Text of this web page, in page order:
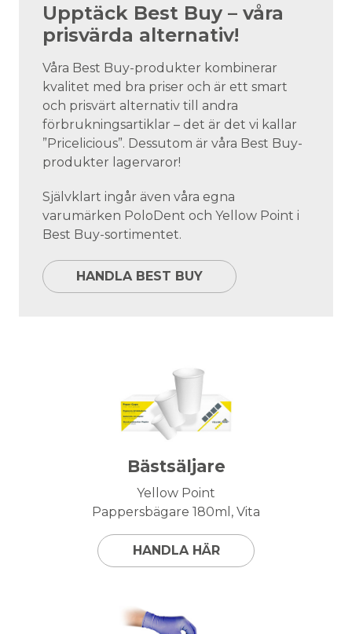
Upptäck Best Buy – våra
prisvärda alternativ!
Våra Best Buy-produkter kombinerar
kvalitet med bra priser och är ett smart
och prisvärt alternativ till andra
förbrukningsartiklar – det är det vi kallar
”Pricelicious”. Dessutom är våra Best Buy-
produkter lagervaror!
Självklart ingår även våra egna
varumärken PoloDent och Yellow Point i
Best Buy-sortimentet.
HANDLA BEST BUY
Bästsäljare
Yellow Point
Pappersbägare 180ml, Vita
HANDLA HÄR